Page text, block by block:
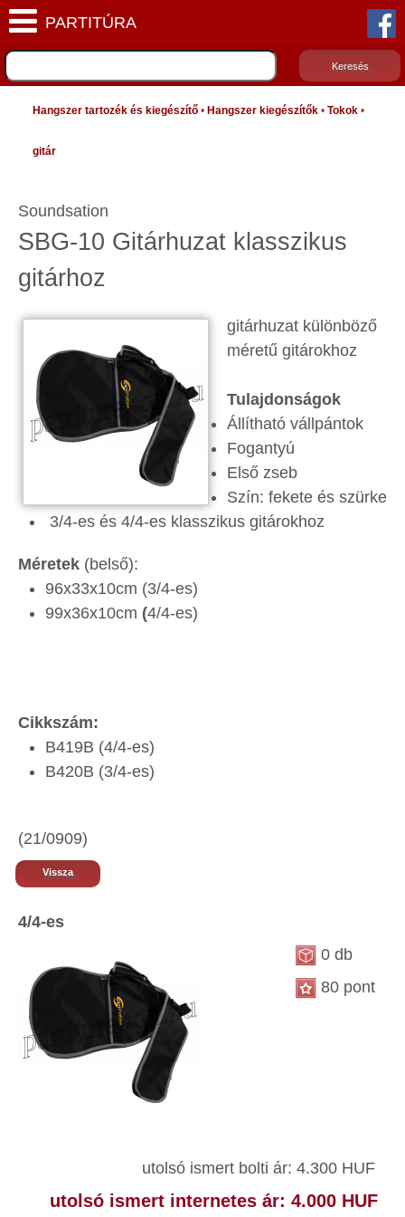
Hangszer tartozék és kiegészítő • Hangszer kiegészítők • Tokok •
gitár
Soundsation
SBG-10 Gitárhuzat klasszikus
gitárhoz
gitárhuzat különböző
méretű gitárokhoz
Tulajdonságok
Állítható vállpántok
Fogantyú
Első zseb
Szín: fekete és szürke
3/4-es és 4/4-es klasszikus gitárokhoz
Méretek (belső):
96x33x10cm (3/4-es)
99x36x10cm (4/4-es)
Cikkszám:
B419B (4/4-es)
B420B (3/4-es)
(21/0909)
Vissza
4/4-es
0 db
80 pont
utolsó ismert bolti ár: 4.300 HUF
utolsó ismert internetes ár: 4.000 HUF